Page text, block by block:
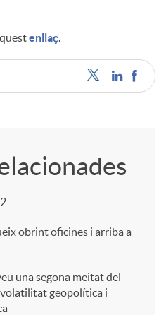
enllaç.
obrint oficines i arriba a
una segona meitat del
geopolítica i